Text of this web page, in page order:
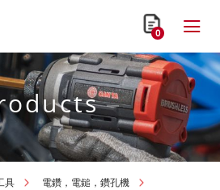
0
具
電鑽，電鎚，鑽孔機